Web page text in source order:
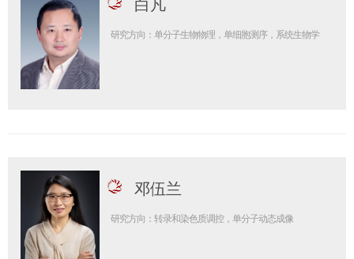
白凡
研究方向：单分子生物物理，单细胞测序，系统生物学
邓伍兰
研究方向：转录和染色质调控，单分子动态成像